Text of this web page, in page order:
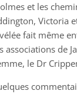
et les
Victoria
fait même
associations de
le Dr